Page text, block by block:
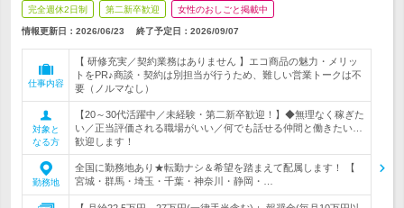
完全週休2日制 第二新卒歓迎 女性のおしごと掲載中
情報更新日：2026/06/23 終了予定日： 2026/09/07
仕事内容
【 研修充実／契約業務はありません 】エコ商品の魅力・メリッ
トをPR♪商談・契約は別担当が行うため、難しい営業トークは不
要（ノルマなし）
対象と
なる方
【20～30代活躍中／未経験・第二新卒歓迎！】◆無理なく稼ぎた
い／正当評価される職場がいい／何でも話せる仲間と働きたい…
歓迎します！
勤務地
全国に勤務地あり★転勤ナシ＆希望を踏まえて配属します！ 【
宮城・群馬・埼玉・千葉・神奈川・静岡・…